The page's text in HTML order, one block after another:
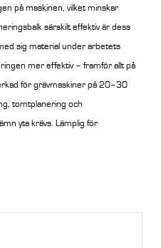
på maskinen, vilket minskar
särskilt effektiv är dess
sig material under arbetets
mer effektiv – framför allt på
för grävmaskiner på 20–30
tomtplanering och
yta krävs. Lämplig för